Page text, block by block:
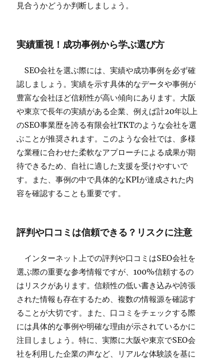
見合うかどうか判断しましょう。
実績重視！成功事例から学ぶ選び方
SEO会社を選ぶ際には、実績や成功事例を必ず確
認しましょう。実績を示す具体的なデータや事例が
豊富な会社ほど信頼性が高い傾向にあります。大阪
や東京で長年の実績がある企業、例えば計20年以上
のSEO事業歴を誇る有限会社TKTのような会社を選
ぶことが推奨されます。このような会社では、多様
な業種に合わせた柔軟なアプローチによる成果が期
待できるため、自社に適した支援を受けやすいで
す。また、事例の中で具体的なKPIが達成された内
容を確認することも重要です。
評判や口コミは信頼できる？リスクに注意
インターネット上での評判や口コミはSEO会社を
選ぶ際の重要な参考情報ですが、100%信頼するの
はリスクがあります。信頼性の低い書き込みや誇張
された情報も存在するため、複数の情報源を確認す
ることが大切です。また、口コミをチェックする際
には具体的な事例や明確な理由が示されているかに
注目しましょう。特に、実際に大阪や東京でSEO会
社を利用した企業の声など、リアルな体験談を基に